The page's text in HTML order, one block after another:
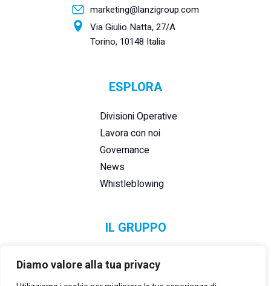
Diamo valore alla tua privacy
marketing@lanzigroup.com
Via Giulio Natta, 27/A
Torino, 10148 Italia
ESPLORA
Divisioni Operative
Lavora con noi
Governance
News
Whistleblowing
IL GRUPPO